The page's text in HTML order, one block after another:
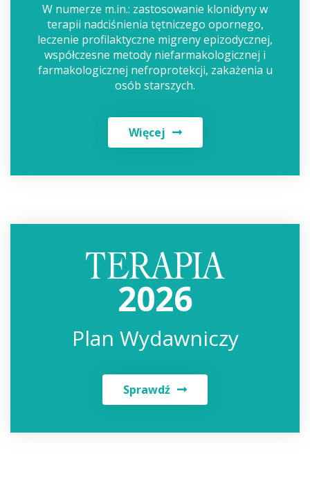
W numerze m.in.: zastosowanie klonidyny w
terapii nadciśnienia tętniczego opornego,
leczenie profilaktyczne migreny epizodycznej,
współczesne metody niefarmakologicznej i
farmakologicznej nefroprotekcji, zakażenia u
osób starszych.
Więcej
2026
Plan Wydawniczy
Sprawdź